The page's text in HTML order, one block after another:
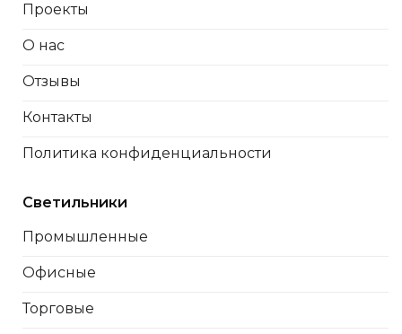
Проекты
О нас
Отзывы
Контакты
Политика конфиденциальности
Светильники
Промышленные
Офисные
Торговые